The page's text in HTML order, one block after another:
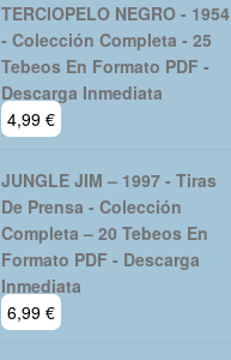
TERCIOPELO NEGRO - 1954
- Colección Completa - 25
Tebeos En Formato PDF -
Descarga Inmediata
4,99 €
JUNGLE JIM – 1997 - Tiras
De Prensa - Colección
Completa – 20 Tebeos En
Formato PDF - Descarga
Inmediata
6,99 €